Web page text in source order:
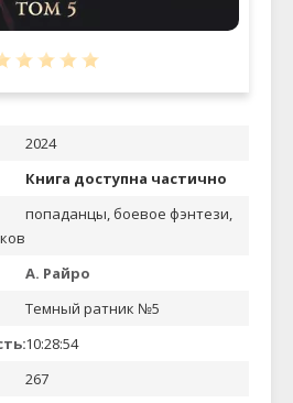
2024
Книга доступна частично
попаданцы, боевое фэнтези,
А. Райро
Темный ратник №5
10:28:54
267